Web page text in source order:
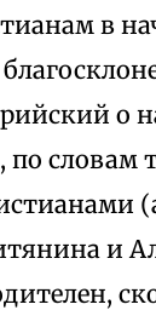
в
о
словам
и